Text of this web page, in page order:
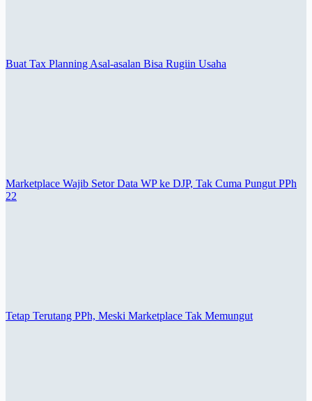
Buat Tax Planning Asal-asalan Bisa Rugiin Usaha
Marketplace Wajib Setor Data WP ke DJP, Tak Cuma Pungut PPh
22
Tetap Terutang PPh, Meski Marketplace Tak Memungut